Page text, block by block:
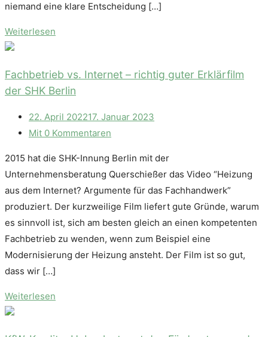
niemand eine klare Entscheidung […]
Weiterlesen
Fachbetrieb vs. Internet – richtig guter Erklärfilm
der SHK Berlin
22. April 202217. Januar 2023
Mit 0 Kommentaren
2015 hat die SHK-Innung Berlin mit der
Unternehmensberatung Querschießer das Video “Heizung
aus dem Internet? Argumente für das Fachhandwerk”
produziert. Der kurzweilige Film liefert gute Gründe, warum
es sinnvoll ist, sich am besten gleich an einen kompetenten
Fachbetrieb zu wenden, wenn zum Beispiel eine
Modernisierung der Heizung ansteht. Der Film ist so gut,
dass wir […]
Weiterlesen